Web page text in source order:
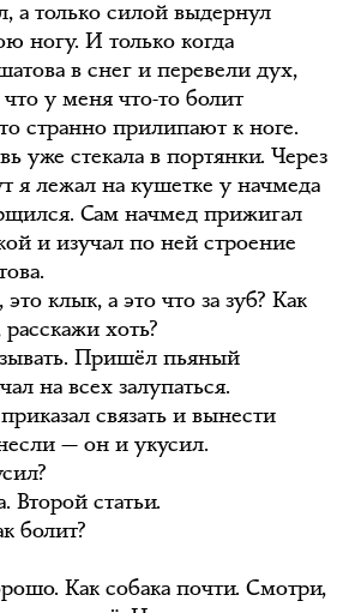
а только силой выдернул
ногу. И только когда
в снег и перевели дух,
у меня что-то болит
странно прилипают к ноге.
уже стекала в портянки. Через
я лежал на кушетке у начмеда
Сам начмед прижигал
и изучал по ней строение
клык, а это что за зуб? Как
хоть?
Пришёл пьяный
на всех залупаться.
связать и вынести
— он и укусил.
Второй статьи.
болит?
Как собака почти. Смотри,